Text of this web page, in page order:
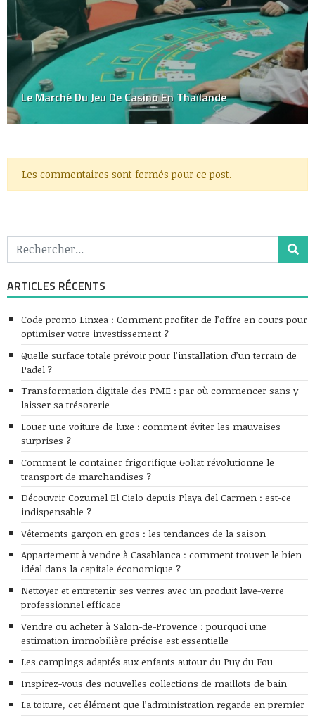
Le Marché Du Jeu De Casino En Thaïlande
Les commentaires sont fermés pour ce post.
ARTICLES RÉCENTS
Code promo Linxea : Comment profiter de l’offre en cours pour
optimiser votre investissement ?
Quelle surface totale prévoir pour l’installation d’un terrain de
Padel ?
Transformation digitale des PME : par où commencer sans y
laisser sa trésorerie
Louer une voiture de luxe : comment éviter les mauvaises
surprises ?
Comment le container frigorifique Goliat révolutionne le
transport de marchandises ?
Découvrir Cozumel El Cielo depuis Playa del Carmen : est-ce
indispensable ?
Vêtements garçon en gros : les tendances de la saison
Appartement à vendre à Casablanca : comment trouver le bien
idéal dans la capitale économique ?
Nettoyer et entretenir ses verres avec un produit lave-verre
professionnel efficace
Vendre ou acheter à Salon-de-Provence : pourquoi une
estimation immobilière précise est essentielle
Les campings adaptés aux enfants autour du Puy du Fou
Inspirez-vous des nouvelles collections de maillots de bain
La toiture, cet élément que l’administration regarde en premier